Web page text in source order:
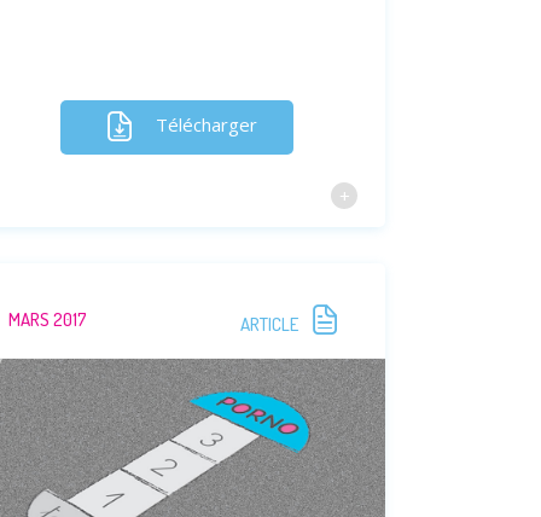
Télécharger
MARS 2017 ARTICLE